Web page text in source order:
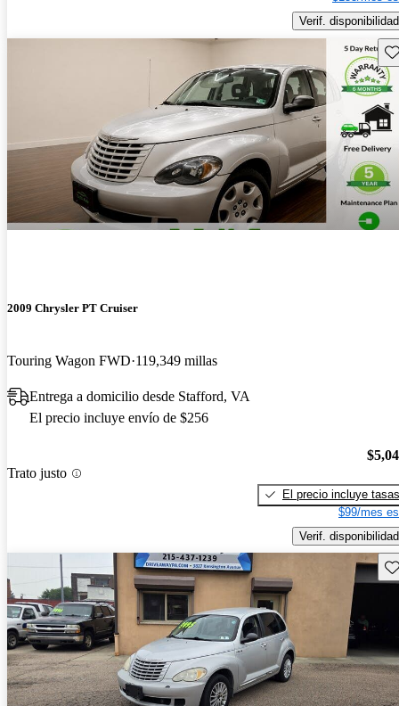
Verif. disponibilidad
2009 Chrysler PT Cruiser
Touring Wagon FWD 119,349 millas
Entrega a domicilio desde Stafford, VA
El precio incluye envío de $256
Trato justo
El precio incluye tasas
$99/mes
Verif. disponibilidad